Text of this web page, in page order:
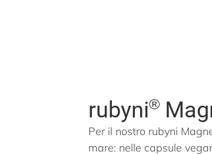
rubyni®
Per il nostro rubyni
mare: nelle capsule